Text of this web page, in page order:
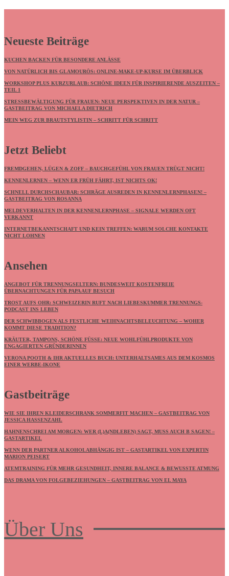
Neueste Beiträge
KUCHEN BACKEN FÜR BESONDERE ANLÄSSE
VON NATÜRLICH BIS GLAMOURÖS: ONLINE-MAKE-UP-KURSE IM ÜBERBLICK
WORKSHOP PLUS KURZURLAUB: SCHÖNE IDEEN FÜR INSPIRIERENDE AUSZEITEN –
TEIL 1
STRESSBEWÄLTIGUNG FÜR FRAUEN: NEUE PERSPEKTIVEN IN DER NATUR –
GASTBEITRAG VON MICHAELA DIETRICH
MEIN WEG ZUR BRAUTSTYLISTIN – SCHRITT FÜR SCHRITT
Jetzt Beliebt
FREMDGEHEN, LÜGEN & ZOFF – BAUCHGEFÜHL VON FRAUEN TRÜGT NICHT!
KENNENLERNEN – WENN ER FRÜH FÄHRT, IST NICHTS OK!
SCHNELL DURCHSCHAUBAR: SCHRÄGE AUSREDEN IN KENNENLERNPHASEN! –
GASTBEITRAG VON ROSANNA
MELDEVERHALTEN IN DER KENNENLERNPHASE – SIGNALE WERDEN OFT
VERKANNT
INTERNETBEKANNTSCHAFT UND KEIN TREFFEN: WARUM SOLCHE KONTAKTE
NICHT LOHNEN
Ansehen
ANGEBOT FÜR TRENNUNGSELTERN: BUNDESWEIT KOSTENFREIE
ÜBERNACHTUNGEN FÜR PAPA AUF BESUCH
TROST AUFS OHR: SCHWEIZERIN RUFT NACH LIEBESKUMMER TRENNUNGS-
PODCAST INS LEBEN
DER SCHWIBBOGEN ALS FESTLICHE WEIHNACHTSBELEUCHTUNG – WOHER
KOMMT DIESE TRADITION?
KRÄUTER, TAMPONS, SCHÖNE FÜSSE: NEUE WOHLFÜHLPRODUKTE VON E
NGAGIERTEN GRÜNDERINNEN
VERONA POOTH & IHR AKTUELLES BUCH: UNTERHALTSAMES AUS DEM KOSMOS
EINER WERBE-IKONE
Gastbeiträge
WIE SIE IHREN KLEIDERSCHRANK SOMMERFIT MACHEN – GASTBEITRAG VON
JESSICA HASSENZAHL
HAHNENSCHREI AM MORGEN: WER (L)A(NDLEBEN) SAGT, MUSS AUCH B SAGEN! –
GASTARTIKEL
WENN DER PARTNER ALKOHOLABHÄNGIG IST – GASTARTIKEL VON EXPERTIN
MARION PEISERT
ATEMTRAINING FÜR MEHR GESUNDHEIT, INNERE BALANCE & BEWUSSTE ATMUNG
DAS DRAMA VON FOLGEBEZIEHUNGEN – GASTBEITRAG VON EL MAYA
Über Uns